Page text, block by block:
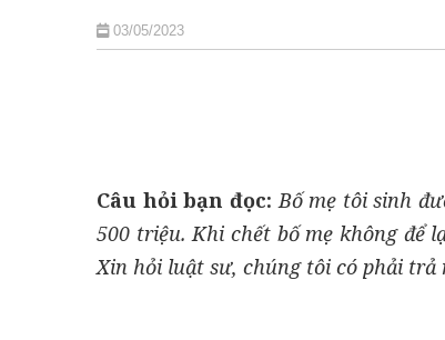
03/05/2023
Câu hỏi bạn đọc: Bố mẹ tôi sinh
500 triệu. Khi chết bố mẹ không để
Xin hỏi luật sư, chúng tôi có phải trả